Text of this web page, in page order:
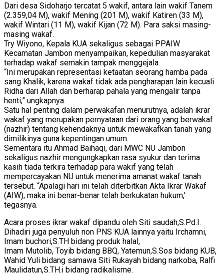
Dari desa Sidoharjo tercatat 5 wakif, antara lain wakif Tanem
(2.359,04 M), wakif Mening (201 M), wakif Katiren (33 M),
wakif Wintari (11 M), wakif Kijan (72 M). Para saksi masing-
masing wakaf.
Try Wiyono, Kepala KUA sekaligus sebagai PPAIW
Kecamatan Jambon menyampaikan, kepedulian masyarakat
terhadap wakaf semakin tampak menggejala.
“Ini merupakan representasi ketaatan seorang hamba pada
sang Khalik, karena wakaf tidak ada pengharapan lain kecuali
Ridha dari Allah dan berharap pahala yang mengalir tanpa
henti,” ungkapnya.
Satu hal penting dalam perwakafan menurutnya, adalah ikrar
wakaf yang merupakan pernyataan dari orang yang berwakaf
(nazhir) tentang kehendaknya untuk mewakafkan tanah yang
dimilikinya guna kepentingan umum.
Sementara itu Ahmad Baihaqi, dari MWC NU Jambon
sekaligus nazhir mengungkapkan rasa syukur dan terima
kasih tiada terkira terhadap para wakif yang telah
mempercayakan NU untuk menerima amanat wakaf tanah
tersebut. “Apalagi hari ini telah diterbitkan Akta Ikrar Wakaf
(AIW), maka ini benar-benar telah berkukatan hukum,’
tegasnya.
Acara proses ikrar wakaf dipandu oleh Siti saudah,S.Pd.I.
Dihadiri juga penyuluh non PNS KUA lainnya yaitu Irchamni,
Imam buchori,S.TH bidang produk halal,
Imam Mutolib, Toyib bidang BBQ, Yatemun,S.Sos bidang KUB,
Wahid Yuli bidang samawa Siti Rukayah bidang narkoba, Ralfi
Maulidatun,S.TH.i bidang radikalisme.